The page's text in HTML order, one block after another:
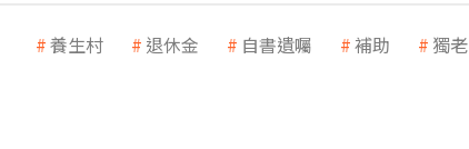
養生村 退休金 自書遺囑 補助 獨老